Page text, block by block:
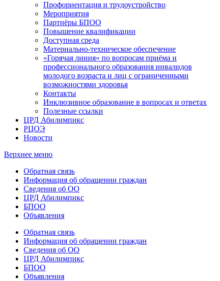
Профориентация и трудоустройство
Мероприятия
Партнёры БПОО
Повышение квалификации
Доступная среда
Материально-техническое обеспечение
«Горячая линия» по вопросам приёма и
профессионального образования инвалидов
молодого возраста и лиц с ограниченными
возможностями здоровья
Контакты
Инклюзивное образование в вопросах и ответах
Полезные ссылки
ЦРД Абилимпикс
РЦОЭ
Новости
Верхнее меню
Обратная связь
Информация об обращении граждан
Сведения об ОО
ЦРД Абилимпикс
БПОО
Объявления
Обратная связь
Информация об обращении граждан
Сведения об ОО
ЦРД Абилимпикс
БПОО
Объявления